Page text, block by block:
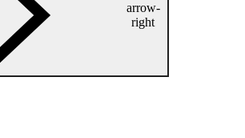
arrow-
right